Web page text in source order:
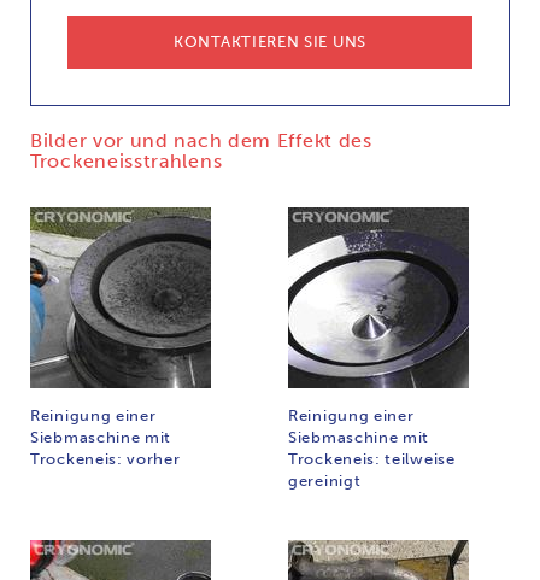
KONTAKTIEREN SIE UNS
Bilder vor und nach dem Effekt des
Trockeneisstrahlens
Reinigung einer
Siebmaschine mit
Trockeneis: vorher
Reinigung einer
Siebmaschine mit
Trockeneis: teilweise
gereinigt